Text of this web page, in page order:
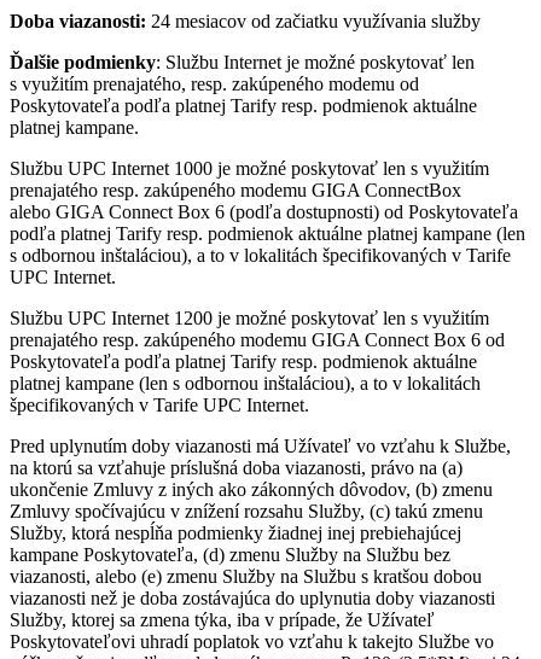
Doba viazanosti: 24 mesiacov od začiatku využívania služby
Ďalšie podmienky: Službu Internet je možné poskytovať len
s využitím prenajatého, resp. zakúpeného modemu od
Poskytovateľa podľa platnej Tarify resp. podmienok aktuálne
platnej kampane.
Službu UPC Internet 1000 je možné poskytovať len s využitím
prenajatého resp. zakúpeného modemu GIGA ConnectBox
alebo GIGA Connect Box 6 (podľa dostupnosti) od Poskytovateľa
podľa platnej Tarify resp. podmienok aktuálne platnej kampane (len
s odbornou inštaláciou), a to v lokalitách špecifikovaných v Tarife
UPC Internet.
Službu UPC Internet 1200 je možné poskytovať len s využitím
prenajatého resp. zakúpeného modemu GIGA Connect Box 6 od
Poskytovateľa podľa platnej Tarify resp. podmienok aktuálne
platnej kampane (len s odbornou inštaláciou), a to v lokalitách
špecifikovaných v Tarife UPC Internet.
Pred uplynutím doby viazanosti má Užívateľ vo vzťahu k Službe,
na ktorú sa vzťahuje príslušná doba viazanosti, právo na (a)
ukončenie Zmluvy z iných ako zákonných dôvodov, (b) zmenu
Zmluvy spočívajúcu v znížení rozsahu Služby, (c) takú zmenu
Služby, ktorá nespĺňa podmienky žiadnej inej prebiehajúcej
kampane Poskytovateľa, (d) zmenu Služby na Službu bez
viazanosti, alebo (e) zmenu Služby na Službu s kratšou dobou
viazanosti než je doba zostávajúca do uplynutia doby viazanosti
Služby, ktorej sa zmena týka, iba v prípade, že Užívateľ
Poskytovateľovi uhradí poplatok vo vzťahu k takejto Službe vo